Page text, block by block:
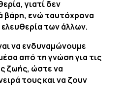
γιατί δεν
βάρη, ενώ ταυτόχρονα
των άλλων.
να ενδυναμώνουμε
από τη γνώση για τις
ζωής, ώστε να
τους και να ζουν